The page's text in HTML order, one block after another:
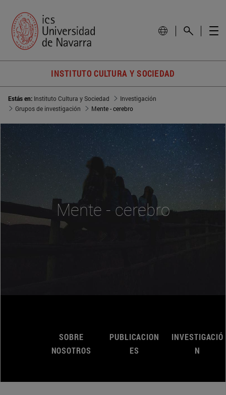
INSTITUTO CULTURA Y SOCIEDAD
Estás en: Instituto Cultura y Sociedad
Investigación
Grupos de investigación
Mente - cerebro
Mente - cerebro
SOBRE
NOSOTROS
PUBLICACION
ES
INVESTIGACIÓ
N